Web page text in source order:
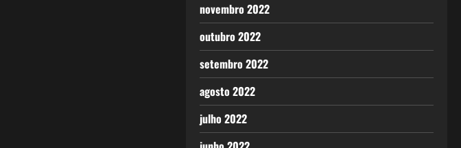
novembro 2022
outubro 2022
setembro 2022
agosto 2022
julho 2022